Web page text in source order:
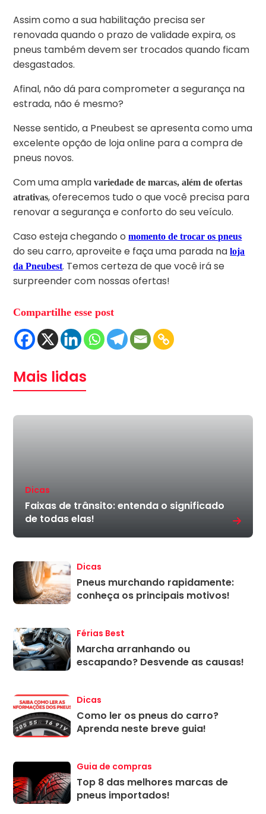
Assim como a sua habilitação precisa ser
renovada quando o prazo de validade expira, os
pneus também devem ser trocados quando ficam
desgastados.
Afinal, não dá para comprometer a segurança na
estrada, não é mesmo?
Nesse sentido, a Pneubest se apresenta como uma
excelente opção de loja online para a compra de
pneus novos.
Com uma amplavariedade de marcas, além de ofertas
atrativas, oferecemos tudo o que você precisa para
renovar a segurança e conforto do seu veículo.
Caso esteja chegando omomento de trocar os pneus
do seu carro, aproveite e faça uma parada naloja
da Pneubest. Temos certeza de que você irá se
surpreender com nossas ofertas!
Compartilhe esse post
Mais lidas
Dicas
Faixas de trânsito: entenda o significado
de todas elas!
Dicas
Pneus murchando rapidamente:
conheça os principais motivos!
Férias Best
Marcha arranhando ou
escapando? Desvende as causas!
Dicas
Como ler os pneus do carro?
Aprenda neste breve guia!
Guia de compras
Top 8 das melhores marcas de
pneus importados!